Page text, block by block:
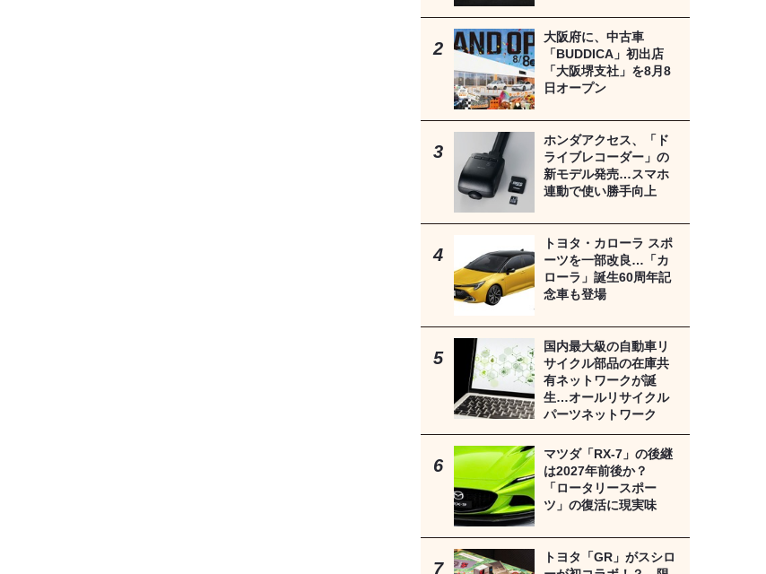
大阪府に、中古車
「BUDDICA」初出店
「大阪堺支社」を8月8
日オープン
ホンダアクセス、「ド
ライブレコーダー」の
新モデル発売…スマホ
連動で使い勝手向上
トヨタ・カローラ スポ
ーツを一部改良…「カ
ローラ」誕生60周年記
念車も登場
国内最大級の自動車リ
サイクル部品の在庫共
有ネットワークが誕
生…オールリサイクル
パーツネットワーク
マツダ「RX-7」の後継
は2027年前後か？
「ロータリースポー
ツ」の復活に現実味
トヨタ「GR」がスシロ